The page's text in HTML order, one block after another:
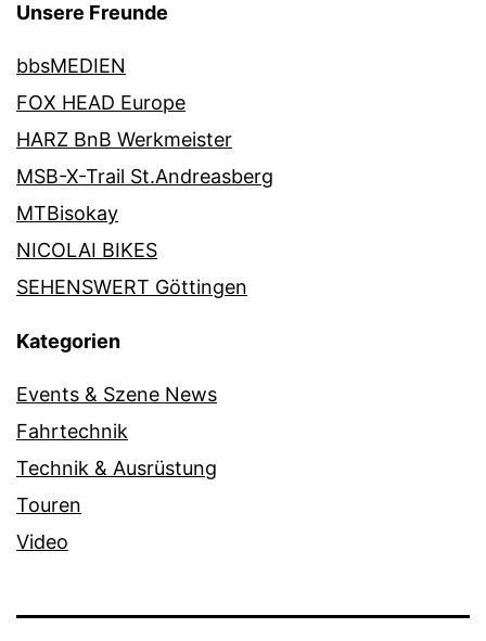
Unsere Freunde
bbsMEDIEN
FOX HEAD Europe
HARZ BnB Werkmeister
MSB-X-Trail St.Andreasberg
MTBisokay
NICOLAI BIKES
SEHENSWERT Göttingen
Kategorien
Events & Szene News
Fahrtechnik
Technik & Ausrüstung
Touren
Video